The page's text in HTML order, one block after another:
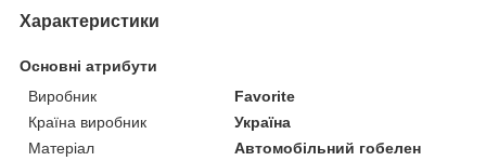
Характеристики
Основні атрибути
Виробник
Favorite
Країна виробник
Україна
Матеріал
Автомобільний гобелен